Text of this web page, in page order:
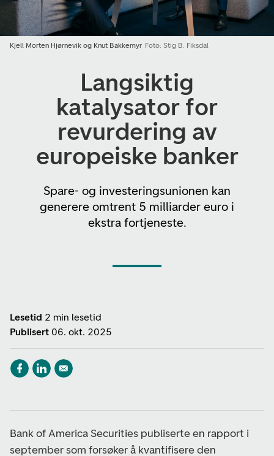
Kjell Morten Hjørnevik og Knut Bakkemyr Foto: Stig B. Fiksdal
Langsiktig
katalysator for
revurdering av
europeiske banker
Spare- og investeringsunionen kan
generere omtrent 5 milliarder euro i
ekstra fortjeneste.
Lesetid 2 min lesetid
Publisert 06. okt. 2025
Bank of America Securities publiserte en rapport i
september som forsøker å kvantifisere den